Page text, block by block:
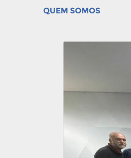
QUEM SOMOS